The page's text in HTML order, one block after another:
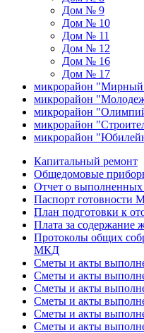
Дом № 9
Дом № 10
Дом № 11
Дом № 12
Дом № 16
Дом № 17
микрорайон
микрорайон
микрорайон
микрорайон
микрорайон
Капитальный ремонт
Общедомовые
Отчет о выполненных
Паспорт готовности
План подготовки к
Плата за содержание
Протоколы общих
МКД
Сметы и акты
Сметы и акты
Сметы и акты
Сметы и акты
Сметы и акты
Сметы и акты